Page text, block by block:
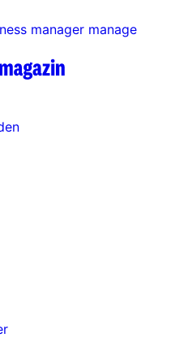
manager manage